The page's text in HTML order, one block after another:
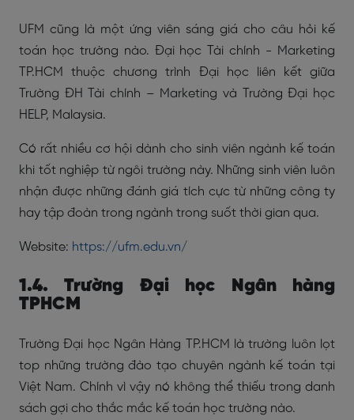
UFM cũng là một ứng viên sáng giá cho câu hỏi kế
toán học trường nào. Đại học Tài chính - Marketing
TP.HCM thuộc chương trình Đại học liên kết giữa
Trường ĐH Tài chính – Marketing và Trường Đại học
HELP, Malaysia.
Có rất nhiều cơ hội dành cho sinh viên ngành kế toán
khi tốt nghiệp từ ngôi trường này. Những sinh viên luôn
nhận được những đánh giá tích cực từ những công ty
hay tập đoàn trong ngành trong suốt thời gian qua.
Website: https://ufm.edu.vn/
1.4. Trường Đại học Ngân hàng
TPHCM
Trường Đại học Ngân Hàng TP.HCM là trường luôn lọt
top những trường đào tạo chuyên ngành kế toán tại
Việt Nam. Chính vì vậy nó không thể thiếu trong danh
sách gợi cho thắc mắc kế toán học trường nào.